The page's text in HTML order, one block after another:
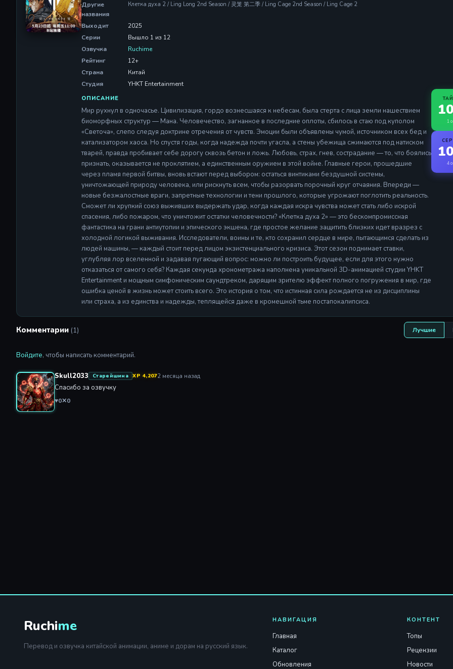
Другие
названия
Клетка духа 2 / Ling Long 2nd Season / 灵笼 第二季 / Ling Cage 2nd Season / Ling Cage 2
Выходит
2025
Серии
Вышло 1 из 12
Озвучка
Ruchime
Рейтинг
12+
Страна
Китай
Студия
YHKT Entertainment
ОПИСАНИЕ
Мир рухнул в одночасье. Цивилизация, гордо вознесшаяся к небесам, была стерта с лица земли нашествием
биоморфных структур — Мана. Человечество, загнанное в последние оплоты, сбилось в стаю под куполом
«Светоча», слепо следуя доктрине отречения от чувств. Эмоции были объявлены чумой, источником всех бед и
катализатором хаоса. Но спустя годы, когда надежда почти угасла, а стены убежища сжимаются под натиском
тварей, правда пробивает себе дорогу сквозь бетон и ложь. Любовь, страх, гнев, сострадание — то, что боялись
признать, оказывается не проклятием, а единственным оружием в этой войне. Главные герои, прошедшие
через пламя первой битвы, вновь встают перед выбором: остаться винтиками бездушной системы,
уничтожающей природу человека, или рискнуть всем, чтобы разорвать порочный круг отчаяния. Впереди —
новые безжалостные враги, запретные технологии и тени прошлого, которые угрожают поглотить реальность.
Сможет ли хрупкий союз выживших выдержать удар, когда каждая искра чувства может стать либо искрой
спасения, либо пожаром, что уничтожит остатки человечности? «Клетка духа 2» — это бескомпромиссная
фантастика на грани антиутопии и эпического экшена, где простое желание защитить близких идет вразрез с
холодной логикой выживания. Исследователи, воины и те, кто сохранил сердце в мире, пытающимся сделать из
людей машины, — каждый стоит перед лицом экзистенциального кризиса. Этот сезон поднимает ставки,
углубляя лор вселенной и задавая пугающий вопрос: можно ли построить будущее, если для этого нужно
отказаться от самого себя? Каждая секунда хронометража наполнена уникальной 3D-анимацией студии YHKT
Entertainment и мощным симфоническим саундтреком, дарящим зрителю эффект полного погружения в мир, где
ошибка ценой в жизнь может стоить всего. Это история о том, что истинная сила рождается не из дисциплины
или страха, а из единства и надежды, теплящейся даже в кромешной тьме постапокалипсиса.
1
4
Комментарии (1) Лучшие
Войдите, чтобы написать комментарий.
Skull2033 Старейшина XP 4,2072 месяца назад
Спасибо за озвучку
♥0✕0
Ruchime
Перевод и озвучка китайской анимации, аниме и дорам на русский язык.
НАВИГАЦИЯ
Главная
Каталог
Обновления
КОНТЕНТ
Топы
Рецензии
Новости